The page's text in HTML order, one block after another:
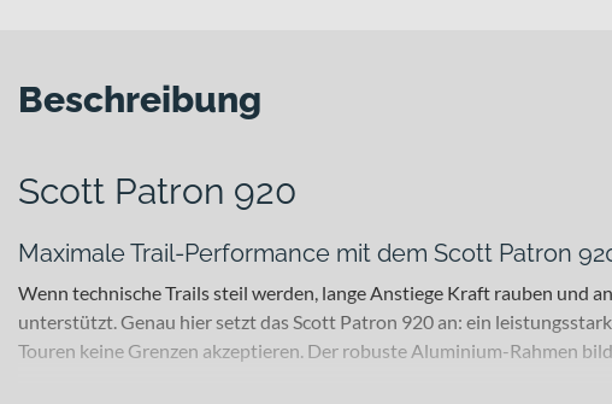
Beschreibung
Scott Patron 920
Maximale Trail-Performance mit dem Scott Patron
Wenn technische Trails steil werden, lange Anstiege Kraft rauben und
unterstützt. Genau hier setzt das Scott Patron 920 an: ein
Touren keine Grenzen akzeptieren. Der robuste Aluminium-Rahmen